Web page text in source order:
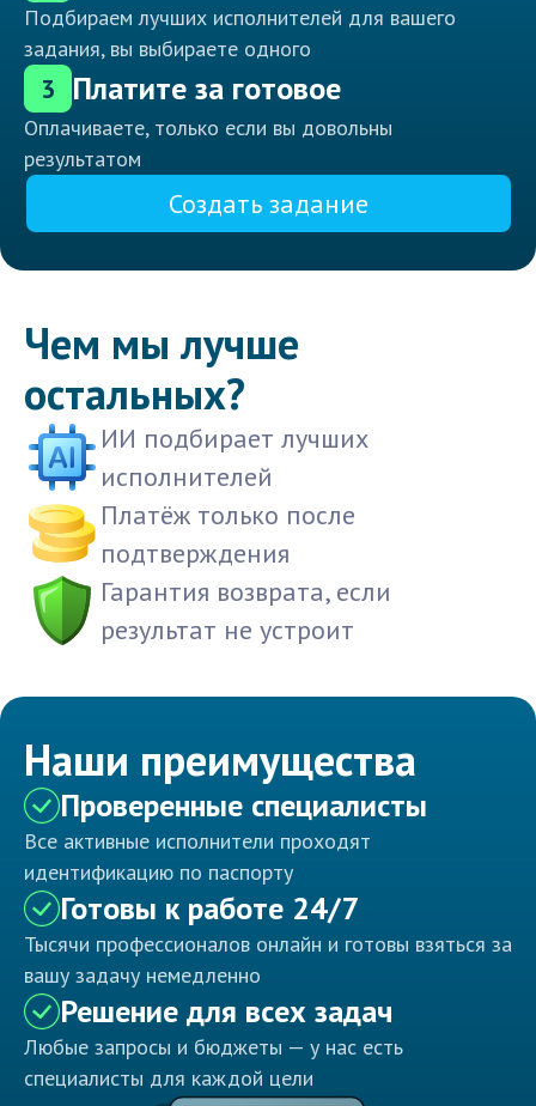
Подбираем лучших исполнителей для вашего
задания, вы выбираете одного
3 Платите за готовое
Оплачиваете, только если вы довольны
результатом
Создать задание
Чем мы лучше
остальных?
ИИ подбирает лучших
исполнителей
Платёж только после
подтверждения
Гарантия возврата, если
результат не устроит
Наши преимущества
Проверенные специалисты
Все активные исполнители проходят
идентификацию по паспорту
Готовы к работе 24/7
Тысячи профессионалов онлайн и готовы взяться за
вашу задачу немедленно
Решение для всех задач
Любые запросы и бюджеты — у нас есть
специалисты для каждой цели